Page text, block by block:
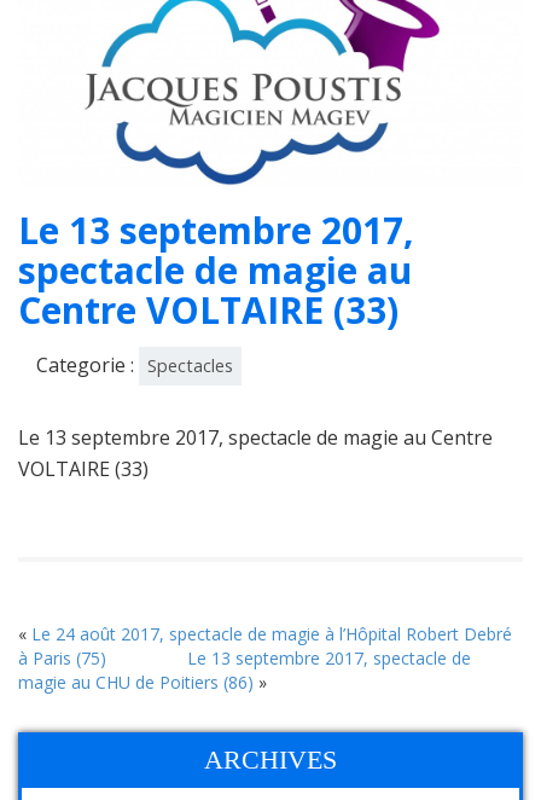
Le 13 septembre 2017,
spectacle de magie au
Centre VOLTAIRE (33)
Categorie : Spectacles
Le 13 septembre 2017, spectacle de magie au Centre
VOLTAIRE (33)
« Le 24 août 2017, spectacle de magie à l’Hôpital Robert Debré
à Paris (75)
Le 13 septembre 2017, spectacle de
magie au CHU de Poitiers (86) »
ARCHIVES